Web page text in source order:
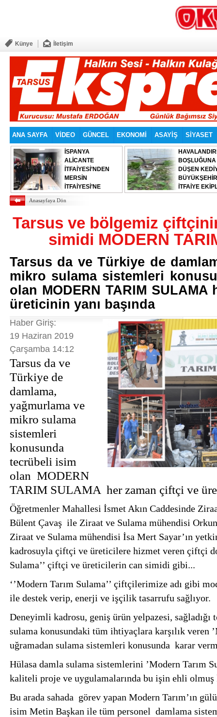
Künye İletişim
ANA SAYFA VİDEO GÜNCEL EKONOMİ ASAYİŞ SİYASET
İSPANYA
ALİCANTE
İTFAİYESİ’NDEN
MERSİN
İTFAİYESİ’NE
BOŞLUĞUNA
DÜŞEN
BÜYÜKŞEHİR
İTFAİYE
Anasayfaya Dön
Tarsus ve bölgemiz
simidi MODERN
Tarsus da ve Türkiye de
mikro sulama sistemleri
olan MODERN TARIM
üreticinin yanı başında
Haber Giriş:
19 Haziran 2019
Çarşamba 14:12
Tarsus da ve
Türkiye de
damlama,
yağmurlama ve
mikro sulama
sistemleri
konusunda
tecrübeli isim
olan MODERN
TARIM SULAMA her zaman çiftçi ve
Öğretmenler Mahallesi İsmet Akın Caddesinde
Bülent Çavaş ile Ziraat ve Sulama mühendisi
Ziraat ve Sulama mühendisi İsa Mert Sayar’ın
kadrosuyla çiftçi ve üreticilere hizmet veren çiftçi
Sulama’’ çiftçi ve üreticilerin can simidi gibi...
‘’Modern Tarım Sulama’’ çiftçilerimize adı gibi
ile destek verip, enerji ve işçilik tasarrufu sağlıyor.
Deneyimli kadrosu, geniş ürün yelpazesi, sağladığı
sulama konusundaki tüm ihtiyaçlara karşılık veren
uğramadan sulama sistemleri konusunda karar
Hülasa damla sulama sistemlerini ’Modern Tarım
kaliteli proje ve uygulamalarında bu işin ehli olmuş
Bu arada sahada görev yapan Modern Tarım’ın
isim Metin Başkan ile tüm personel damlama